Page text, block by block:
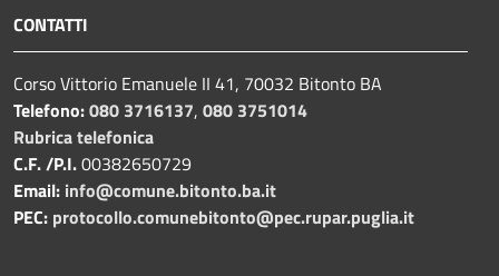
CONTATTI
Corso Vittorio Emanuele II 41, 70032 Bitonto BA
Telefono:080 3716137, 080 3751014
Rubrica telefonica
C.F. /P.I.00382650729
Email: info@comune.bitonto.ba.it
PEC: protocollo.comunebitonto@pec.rupar.puglia.it